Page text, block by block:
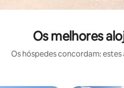
Os melhores
Os hóspedes concordam: